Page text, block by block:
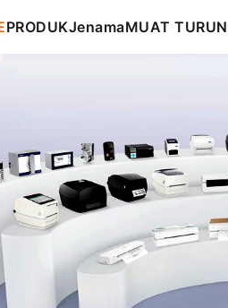
PRODUKJenamaMUAT TURUN